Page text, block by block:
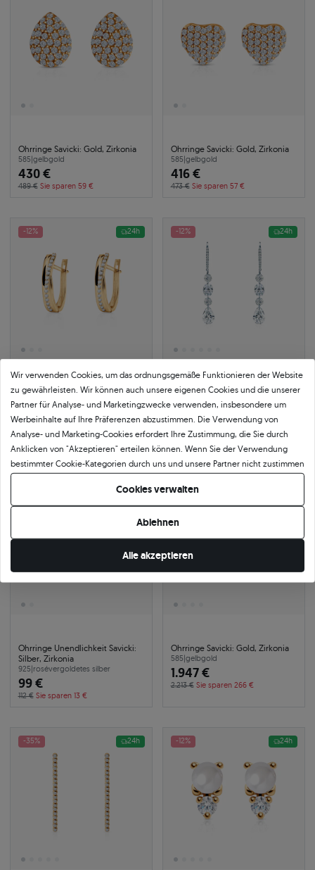
Ohrringe Savicki: Gold, Zirkonia
585|gelbgold
430 €
489 € Sie sparen 59 €
Ohrringe Savicki: Gold, Zirkonia
585|gelbgold
416 €
473 € Sie sparen 57 €
-12% 24h
Ohrringe Savicki: Gold, Zirkonia
585|gelbgold
513 €
583 € Sie sparen 70 €
-12% 24h
Ohrringe Eterniàle, silbern,
Zirkonia
137 €
Sie sparen 19 €
24h
Ohrringe Unendlichkeit Savicki:
Silber, Zirkonia
925|rosévergoldetes silber
99 €
112 € Sie sparen 13 €
-12%
Ohrringe Savicki: Gold, Zirkonia
585|gelbgold
1.947 €
2.213 € Sie sparen 266 €
-35% 24h -12% 24h
Wir verwenden Cookies, um das ordnungsgemäße Funktionieren der Website
zu gewährleisten. Wir können auch unsere eigenen Cookies und die unserer
Partner für Analyse- und Marketingzwecke verwenden, insbesondere um
Werbeinhalte auf Ihre Präferenzen abzustimmen. Die Verwendung von
Analyse- und Marketing-Cookies erfordert Ihre Zustimmung, die Sie durch
Anklicken von "Akzeptieren" erteilen können. Wenn Sie der Verwendung
bestimmter Cookie-Kategorien durch uns und unsere Partner nicht zustimmen
möchten, klicken Sie auf "Lassen Sie mich wählen" und bestimmen Sie Ihre
Präferenzen. Sie können Ihre Zustimmung jederzeit widerrufen, indem Sie
Ihre Cookie-Einstellungen ändern.
Cookies verwalten
Ablehnen
Alle akzeptieren